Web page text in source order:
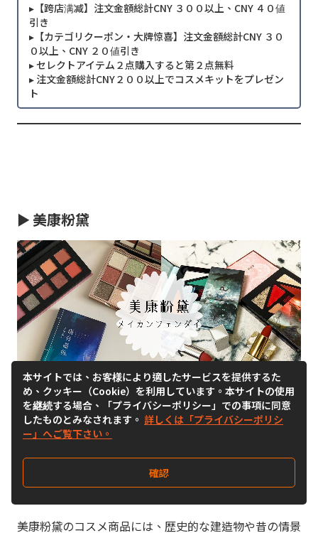
▸【跨店满减】注文金額総計CNY ３００以上、CNY ４０値
引き
▸【カテゴリクーポン・大牌惊喜】注文金額総計CNY ３０
０以上、CNY ２０値引き
▸ セレクトアイテム２点購入すると第２点無料
▸ 注文金額総計CNY２００以上でコスメキットをプレゼン
ト
► 美康粉黛
中国では、中国らしさを盛り込んだ国潮(グオチャオ)が
トレンド。コスメと中国の伝統文化を掛け合わせたブラ
ンドとして人気を集めているのが、美康粉黛(メイカン
美康粉黛のコスメ商品には、歴史的な建造物や昔の情景
本サイトでは、お客様により適したサービスを提供するた
め、クッキー（Cookie）を利用しています。本サイトの使用
を継続する場合、「プライバシーポリシー」での事項に同意
したものとみなされます。 詳しくは「プライバシーポリシ
ー」へご覧下さい。
確認